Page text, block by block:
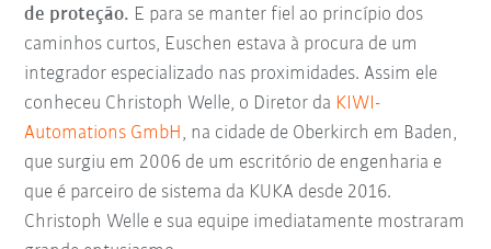
de proteção. E para se manter fiel ao princípio dos
caminhos curtos, Euschen estava à procura de um
integrador especializado nas proximidades. Assim ele
conheceu Christoph Welle, o Diretor da KIWI-
Automations GmbH, na cidade de Oberkirch em Baden,
que surgiu em 2006 de um escritório de engenharia e
que é parceiro de sistema da KUKA desde 2016.
Christoph Welle e sua equipe imediatamente mostraram